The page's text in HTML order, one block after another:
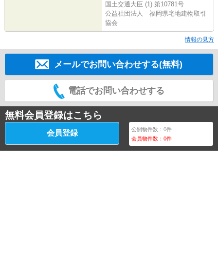
国土交通大臣 (1) 第10781号
公益社団法人 福岡県宅地建物取引
協会
情報の見方
メールでお問い合わせする(無料)
電話でお問い合わせする
無料会員登録はこちら
会員登録 公開物件数：0件
会員物件数：0件